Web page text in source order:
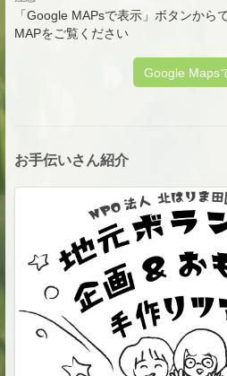
「Google MAPsで表示」ボタンから
MAPをご覧ください
Google Maps
お手伝いさん紹介